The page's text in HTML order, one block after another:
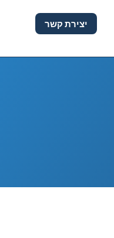
יצירת קשר